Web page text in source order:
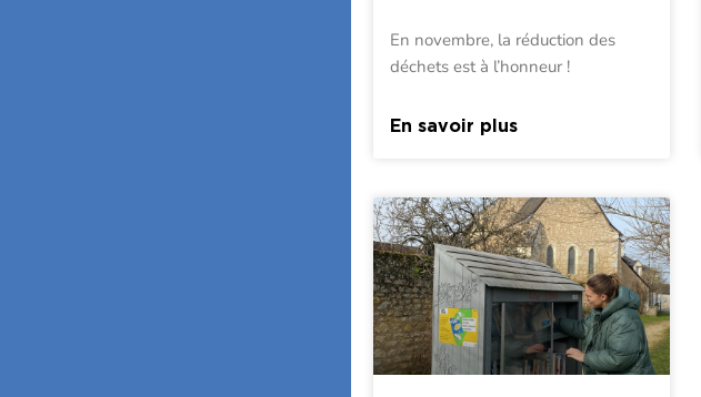
En novembre, la réduction des
déchets est à l’honneur !
En savoir plus